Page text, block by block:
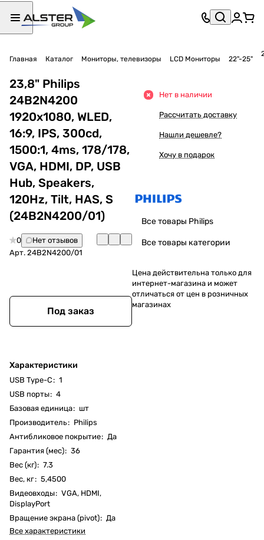
Главная Каталог Мониторы, телевизоры LCD Мониторы 22"-25"
23,8" Philips
24B2N4200
1920x1080, WLED,
16:9, IPS, 300cd,
1500:1, 4ms, 178/178,
VGA, HDMI, DP, USB
Hub, Speakers,
120Hz, Tilt, HAS, S
(24B2N4200/01)
0
Нет отзывов
Арт. 24B2N4200/01
Под заказ
Характеристики
USB Type-C: 1
USB порты: 4
Базовая единица: шт
Производитель: Philips
Антибликовое покрытие: Да
Гарантия (мес): 36
Вес (кг): 7.3
Вес, кг: 5,4500
Видеовходы: VGA, HDMI,
DisplayPort
Вращение экрана (pivot): Да
Все характеристики
Нет в наличии
Рассчитать доставку
Нашли дешевле?
Хочу в подарок
Все товары Philips
Все товары категории
Цена действительна только для
интернет-магазина и может
отличаться от цен в розничных
магазинах